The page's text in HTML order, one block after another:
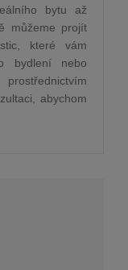
bytu až
můžeme projít
které vám
bydlení nebo
abychom